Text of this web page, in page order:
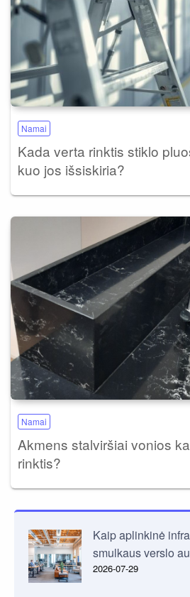
Namai
Kada verta rinktis stiklo
kuo jos išsiskiria?
Namai
Akmens stalviršiai vonios
rinktis?
Kaip aplinkinė
smulkaus verslo
2026-07-29